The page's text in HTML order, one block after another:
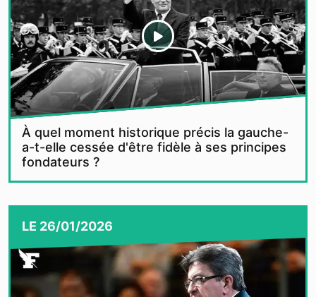
À quel moment historique précis la gauche-
a-t-elle cessée d'être fidèle à ses principes
fondateurs ?
LE 26/01/2026